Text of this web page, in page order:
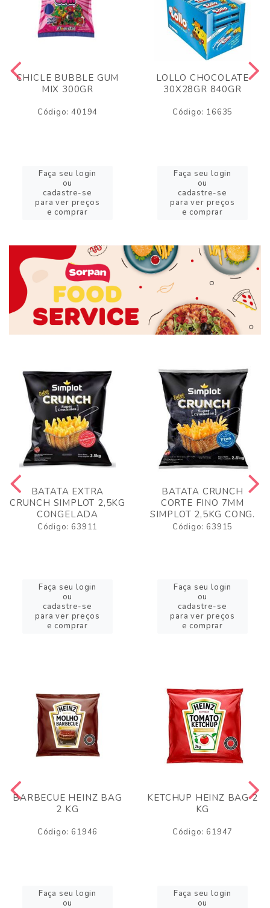
CHICLE BUBBLE GUM
MIX 300GR
Código: 40194
Faça seu login
ou
cadastre-se
para ver preços
e comprar
LOLLO CHOCOLATE
30X28GR 840GR
Código: 16635
Faça seu login
ou
cadastre-se
para ver preços
e comprar
BATATA EXTRA
CRUNCH SIMPLOT 2,5KG
CONGELADA
Código: 63911
Faça seu login
ou
cadastre-se
para ver preços
e comprar
BATATA CRUNCH
CORTE FINO 7MM
SIMPLOT 2,5KG CONG.
Código: 63915
Faça seu login
ou
cadastre-se
para ver preços
e comprar
BARBECUE HEINZ BAG
2 KG
Código: 61946
Faça seu login
ou
KETCHUP HEINZ BAG 2
KG
Código: 61947
Faça seu login
ou